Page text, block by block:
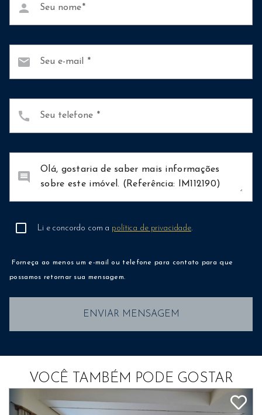
Seu nome
person
Seu e-mail
mail
Seu telefone
call
comment
Li e concordo com a política de privacidade.
Forneça ao menos um e-mail ou telefone para contato para que
possamos retornar sua mensagem.
ENVIAR MENSAGEM
VOCÊ TAMBÉM PODE GOSTAR